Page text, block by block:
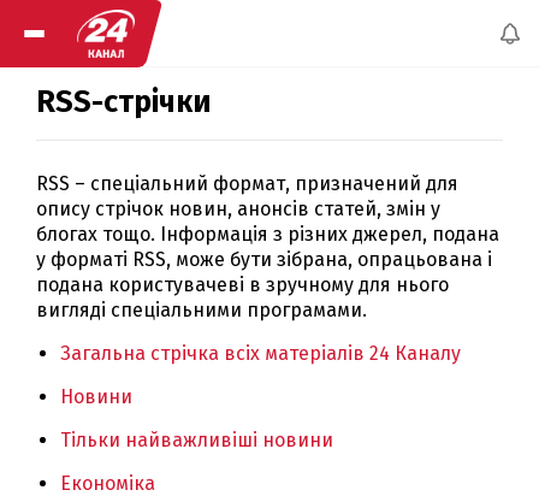
RSS-стрічки
RSS – спеціальний формат, призначений для
опису стрічок новин, анонсів статей, змін у
блогах тощо. Інформація з різних джерел, подана
у форматі RSS, може бути зібрана, опрацьована і
подана користувачеві в зручному для нього
вигляді спеціальними програмами.
Загальна стрічка всіх матеріалів 24 Каналу
Новини
Тільки найважливіші новини
Економіка